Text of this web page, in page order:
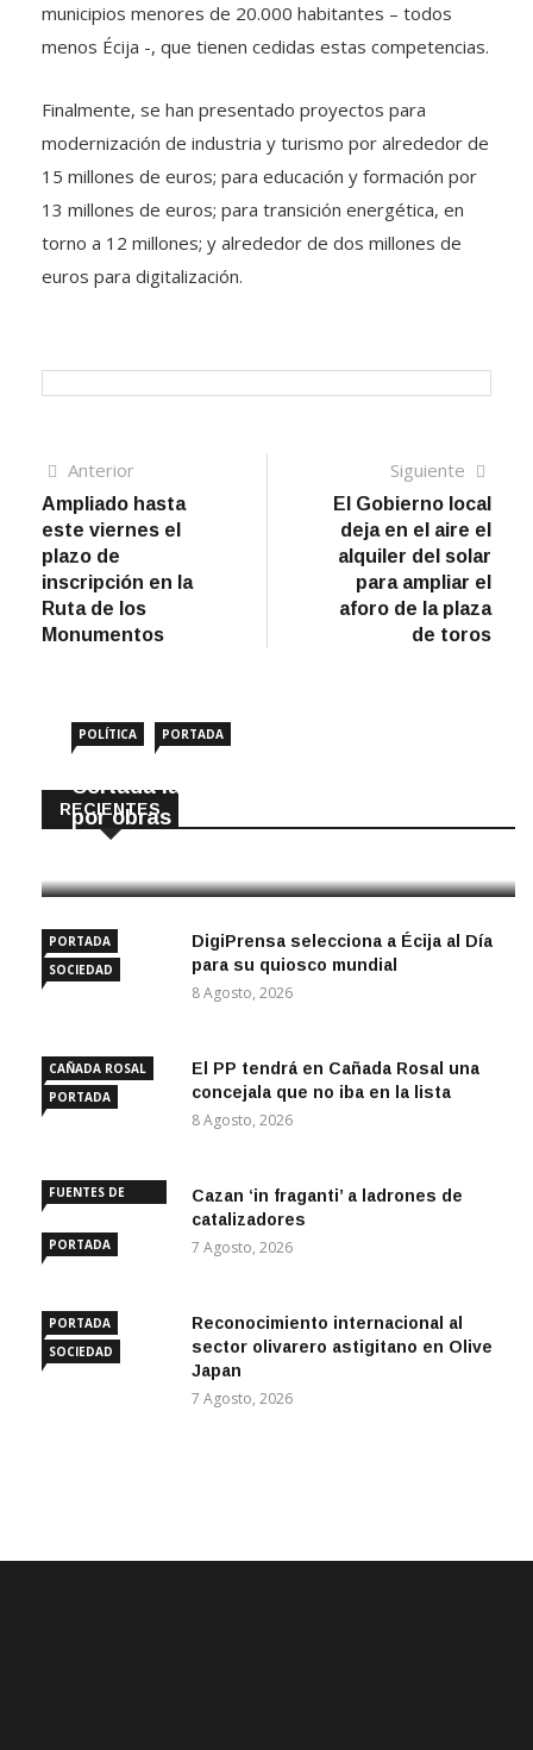
municipios menores de 20.000 habitantes – todos
menos Écija -, que tienen cedidas estas competencias.
Finalmente, se han presentado proyectos para
modernización de industria y turismo por alrededor de
15 millones de euros; para educación y formación por
13 millones de euros; para transición energética, en
torno a 12 millones; y alrededor de dos millones de
euros para digitalización.
Navegación
de
entradas
AnteriorArtículo
anterior
Ampliado hasta
este viernes el
plazo de
inscripción en la
Ruta de los
Monumentos
Siguiente
El Gobierno local
deja en el aire el
alquiler del solar
para ampliar el
aforo de la plaza
de toros
RECIENTES
POLÍTICA PORTADA
Cortada la SE-9105 hacia La Montiela
por obras hasta final de año
PORTADA
SOCIEDAD
DigiPrensa selecciona a Écija al Día
para su quiosco mundial
8 Agosto, 2026
CAÑADA ROSAL
PORTADA
El PP tendrá en Cañada Rosal una
concejala que no iba en la lista
8 Agosto, 2026
FUENTES DE
PORTADA
Cazan ‘in fraganti’ a ladrones de
catalizadores
7 Agosto, 2026
PORTADA
SOCIEDAD
Reconocimiento internacional al
sector olivarero astigitano en Olive
Japan
7 Agosto, 2026